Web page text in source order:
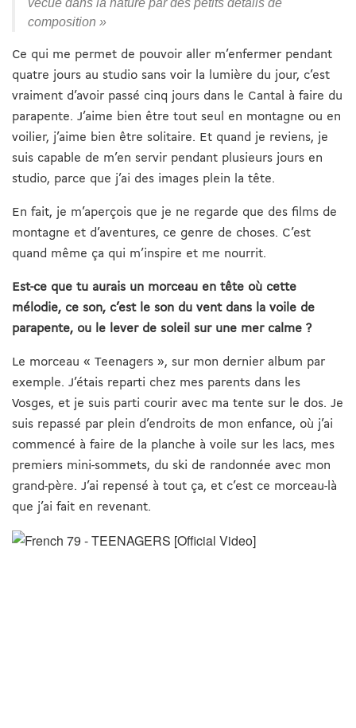
vécue dans la nature par des petits détails de
composition »
Ce qui me permet de pouvoir aller m’enfermer pendant
quatre jours au studio sans voir la lumière du jour, c’est
vraiment d’avoir passé cinq jours dans le Cantal à faire du
parapente. J’aime bien être tout seul en montagne ou en
voilier, j’aime bien être solitaire. Et quand je reviens, je
suis capable de m’en servir pendant plusieurs jours en
studio, parce que j’ai des images plein la tête.
En fait, je m’aperçois que je ne regarde que des films de
montagne et d’aventures, ce genre de choses. C’est
quand même ça qui m’inspire et me nourrit.
Est-ce que tu aurais un morceau en tête où cette
mélodie, ce son, c’est le son du vent dans la voile de
parapente, ou le lever de soleil sur une mer calme ?
Le morceau « Teenagers », sur mon dernier album par
exemple. J’étais reparti chez mes parents dans les
Vosges, et je suis parti courir avec ma tente sur le dos. Je
suis repassé par plein d’endroits de mon enfance, où j’ai
commencé à faire de la planche à voile sur les lacs, mes
premiers mini-sommets, du ski de randonnée avec mon
grand-père. J’ai repensé à tout ça, et c’est ce morceau-là
que j’ai fait en revenant.